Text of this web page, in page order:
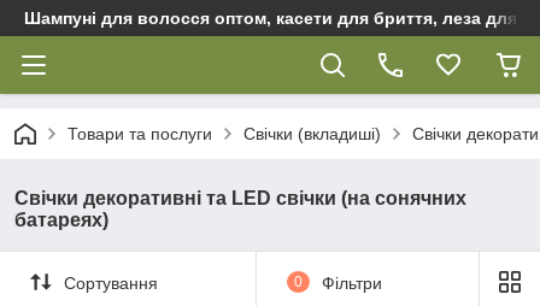
Шампуні для волосся оптом, касети для бриття, леза для
Товари та послуги Свічки (вкладиші) Свічки
Свічки декоративні та LED свічки (на сонячних
батареях)
Сортування 0 Фільтри